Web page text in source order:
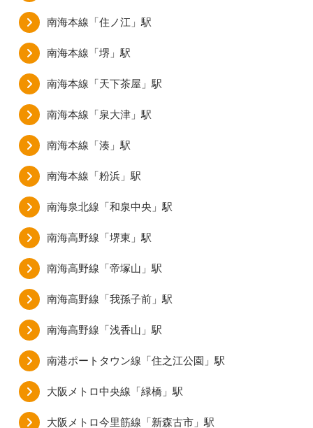
南海本線「住ノ江」駅
南海本線「堺」駅
南海本線「天下茶屋」駅
南海本線「泉大津」駅
南海本線「湊」駅
南海本線「粉浜」駅
南海泉北線「和泉中央」駅
南海高野線「堺東」駅
南海高野線「帝塚山」駅
南海高野線「我孫子前」駅
南海高野線「浅香山」駅
南港ポートタウン線「住之江公園」駅
大阪メトロ中央線「緑橋」駅
大阪メトロ今里筋線「新森古市」駅